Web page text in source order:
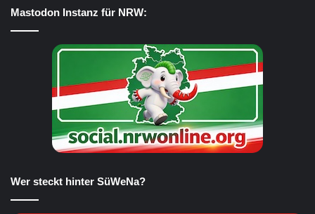
Mastodon Instanz für NRW:
Wer steckt hinter SüWeNa?